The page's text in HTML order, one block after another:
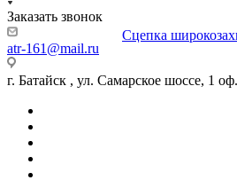
Заказать звонок
atr-161@mail.ru
г. Батайск , ул. Самарское шоссе, 1